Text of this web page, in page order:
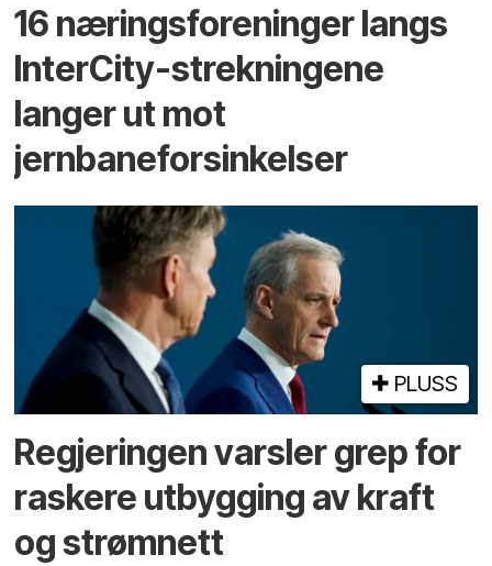
16 næringsforeninger langs
InterCity-strekningene
langer ut mot
jernbaneforsinkelser
PLUSS
Regjeringen varsler grep for
raskere utbygging av kraft
og strømnett